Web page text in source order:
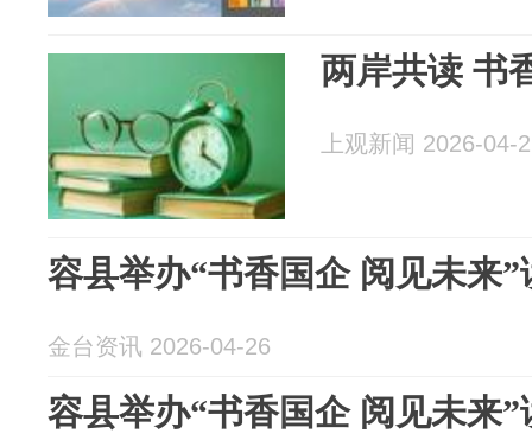
两岸共读 书
上观新闻 2026-04-
容县举办“书香国企 阅见未来
金台资讯 2026-04-26
容县举办“书香国企 阅见未来